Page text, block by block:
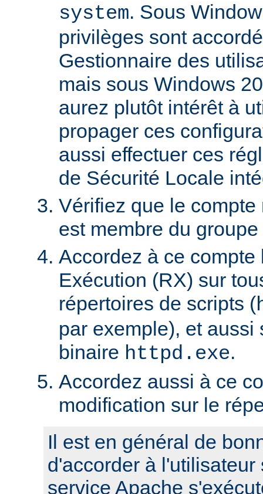
system. Sous
privilèges sont
Gestionnaire des
mais sous Windows
aurez plutôt intérêt à
propager ces
aussi effectuer ces
de Sécurité Locale
Vérifiez que le
est membre du
Accordez à ce
Exécution (RX) sur
répertoires de scripts (
par exemple), et aussi
binaire httpd.exe.
Accordez aussi à ce
modification sur le
Il est en général de
d'accorder à
service Apache